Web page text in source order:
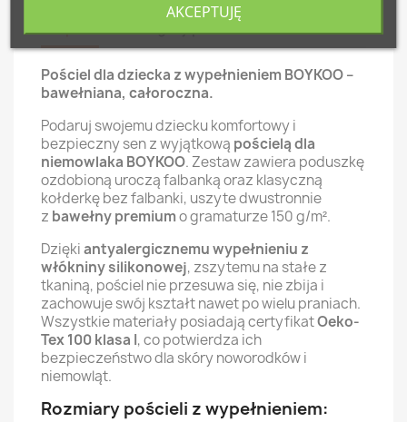
Opis Szczegóły produktu
Pościel dla dziecka z wypełnieniem BOYKOO –
bawełniana, całoroczna.
Podaruj swojemu dziecku komfortowy i
bezpieczny sen z wyjątkową pościelą dla
niemowlaka BOYKOO. Zestaw zawiera poduszkę
ozdobioną uroczą falbanką oraz klasyczną
kołderkę bez falbanki, uszyte dwustronnie
z bawełny premiumo gramaturze 150 g/m².
Dziękiantyalergicznemu wypełnieniu z
włókniny silikonowej, zszytemu na stałe z
tkaniną, pościel nie przesuwa się, nie zbija i
zachowuje swój kształt nawet po wielu praniach.
Wszystkie materiały posiadają certyfikatOeko-
Tex 100 klasa I, co potwierdza ich
bezpieczeństwo dla skóry noworodków i
niemowląt.
Rozmiary pościeli z wypełnieniem:
AKCEPTUJĘ